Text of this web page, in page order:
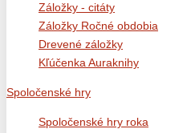
Záložky - citáty
Záložky Ročné obdobia
Drevené záložky
Kľúčenka Auraknihy
Spoločenské hry
Spoločenské hry roka